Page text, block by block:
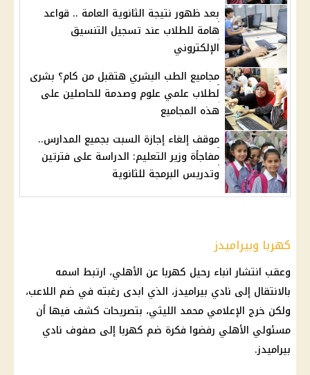
بعد ظهور نتيجة الثانوية العامة .. قواعد
هامة للطلاب عند تسجيل التنسيق
الإلكتروني
مجاميع الطب البشري هتقبل من كام؟ بشرى
لطلاب علمي علوم وصدمة للحاصلين على
هذه المجاميع
موقف إلغاء إجازة السبت بجميع المدارس..
مفاجأة وزير التعليم: الدراسة على فترتين
وتدريس البرمجة للثانوية
كهربا وبيراميدز
وعقب انتشار انباء رحيل كهربا عن الأهلي، ارتبط اسمه
بالانتقال إلى نادي بيراميدز، الذي ابدى رغبته في ضم اللاعب،
ولكن خرج الإعلامي محمد الليثي، بتصريحات كشف فيها أن
مسئولي الأهلي رفضوا فكرة ضم كهربا إلى صفوف نادي
بيراميدز.